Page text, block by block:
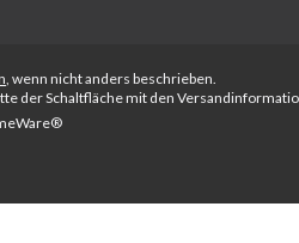
, wenn nicht anders beschrieben.
der Schaltfläche mit den